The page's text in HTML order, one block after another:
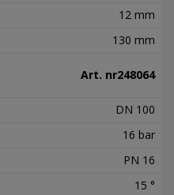
12 mm
130 mm
Art. nr248064
DN 100
16 bar
PN 16
15 °